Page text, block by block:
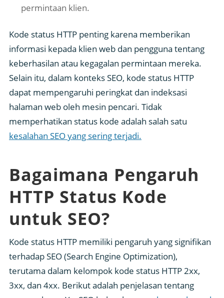
permintaan klien.
Kode status HTTP penting karena memberikan
informasi kepada klien web dan pengguna tentang
keberhasilan atau kegagalan permintaan mereka.
Selain itu, dalam konteks SEO, kode status HTTP
dapat mempengaruhi peringkat dan indeksasi
halaman web oleh mesin pencari. Tidak
memperhatikan status kode adalah salah satu
kesalahan SEO yang sering terjadi.
Bagaimana Pengaruh
HTTP Status Kode
untuk SEO?
Kode status HTTP memiliki pengaruh yang signifikan
terhadap SEO (Search Engine Optimization),
terutama dalam kelompok kode status HTTP 2xx,
3xx, dan 4xx. Berikut adalah penjelasan tentang